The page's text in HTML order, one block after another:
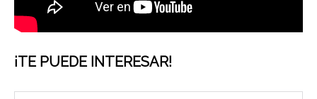
¡TE PUEDE INTERESAR!